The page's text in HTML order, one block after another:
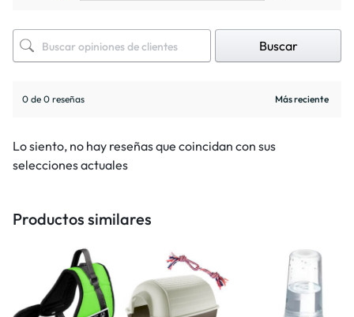
Buscar
0 de 0 reseñas
Lo siento, no hay reseñas que coincidan con sus
selecciones actuales
Productos similares